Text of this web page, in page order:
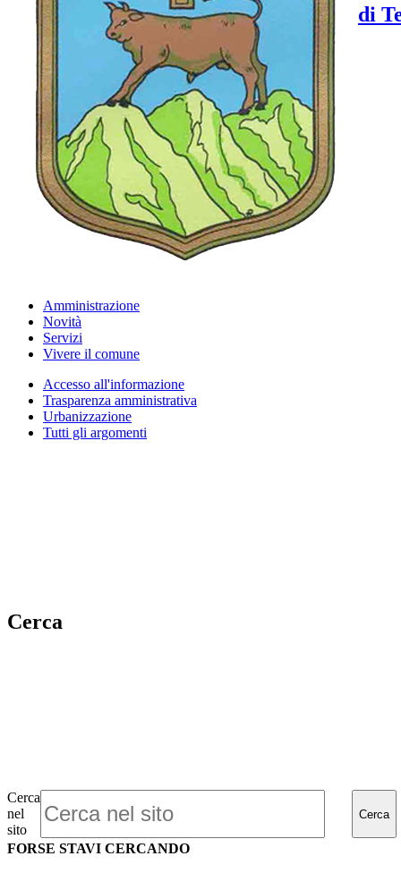
di
Amministrazione
Novità
Servizi
Vivere il comune
Accesso all'informazione
Trasparenza amministrativa
Urbanizzazione
Tutti gli argomenti
Cerca
Cerca
nel
sito
Cerca
FORSE STAVI CERCANDO